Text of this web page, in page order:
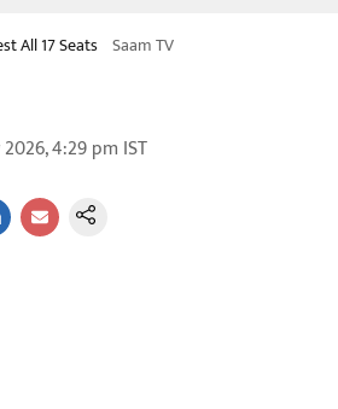
All 17 Seats Saam TV
4:29 pm IST